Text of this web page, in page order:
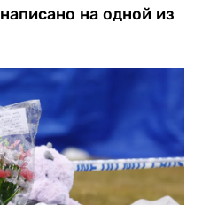
на одной из